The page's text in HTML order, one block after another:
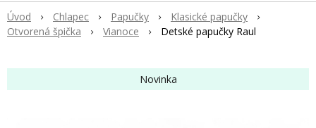
Úvod Chlapec Papučky
Klasické papučky
Otvorená špička
Vianoce Detské papučky Raul
Novinka